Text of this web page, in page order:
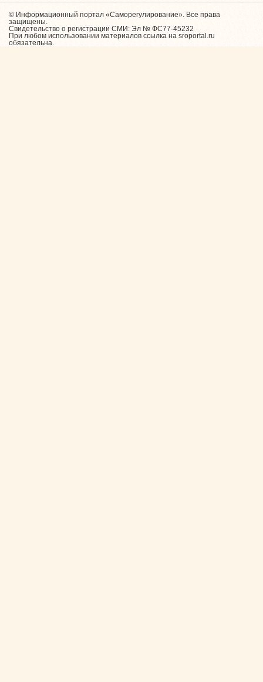
© Информационный портал «Саморегулирование». Все права
защищены.
Свидетельство о регистрации СМИ: Эл № ФС77-45232
При любом использовании материалов ссылка на sroportal.ru
обязательна.